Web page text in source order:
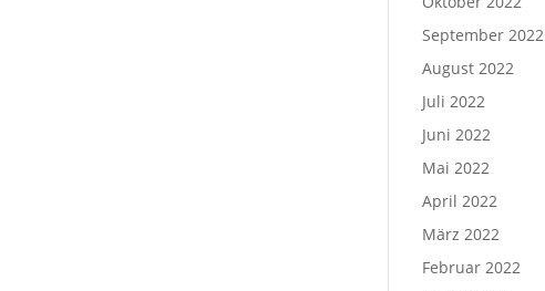
September 2022
August 2022
Juli 2022
Juni 2022
Mai 2022
April 2022
März 2022
Februar 2022